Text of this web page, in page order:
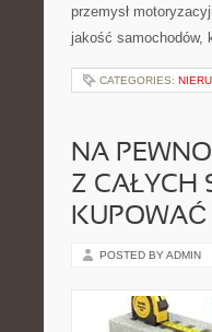
przemysł
jakość
CATEGORIES:
NA
Z CAŁYCH
KUPOWAĆ
POSTED BY ADMIN